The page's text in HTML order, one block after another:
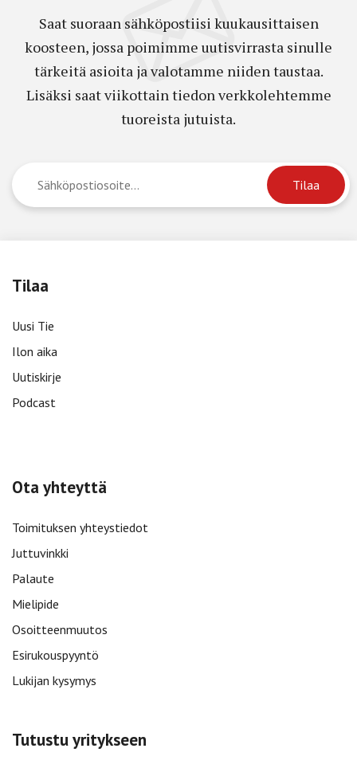
Saat suoraan sähköpostiisi kuukausittaisen
koosteen, jossa poimimme uutisvirrasta sinulle
tärkeitä asioita ja valotamme niiden taustaa.
Lisäksi saat viikottain tiedon verkkolehtemme
tuoreista jutuista.
Tilaa
Uusi Tie
Ilon aika
Uutiskirje
Podcast
Ota yhteyttä
Toimituksen yhteystiedot
Juttuvinkki
Palaute
Mielipide
Osoitteenmuutos
Esirukouspyyntö
Lukijan kysymys
Tutustu yritykseen